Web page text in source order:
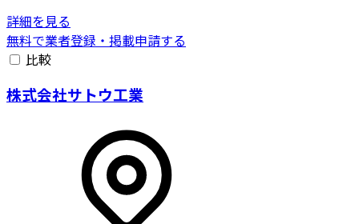
詳細を見る
無料で業者登録・掲載申請する
比較
株式会社サトウ工業